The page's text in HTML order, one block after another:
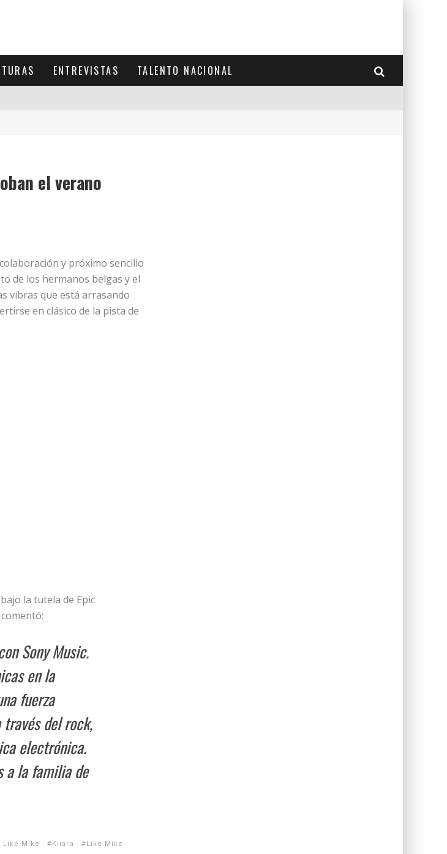
ENTREVISTAS TALENTO NACIONAL
el verano
y próximo sencillo
de los hermanos belgas y el
vibras que está arrasando
en clásico de la pista de
la tutela de Epic
Sony Music.
en la
fuerza
del rock,
electrónica.
a la familia de
Like Mike Kiiara
Like Mike